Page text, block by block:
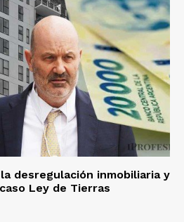
desregulación inmobiliaria y
Ley de Tierras